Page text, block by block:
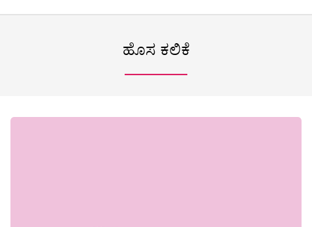
ಹೊಸ ಕಲಿಕೆ